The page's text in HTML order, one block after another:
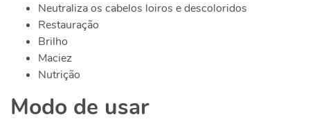
Neutraliza os cabelos loiros e descoloridos
Restauração
Brilho
Maciez
Nutrição
Modo de usar